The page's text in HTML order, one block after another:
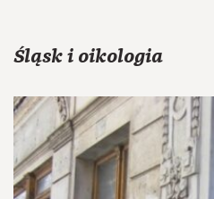
Śląsk i oikologia